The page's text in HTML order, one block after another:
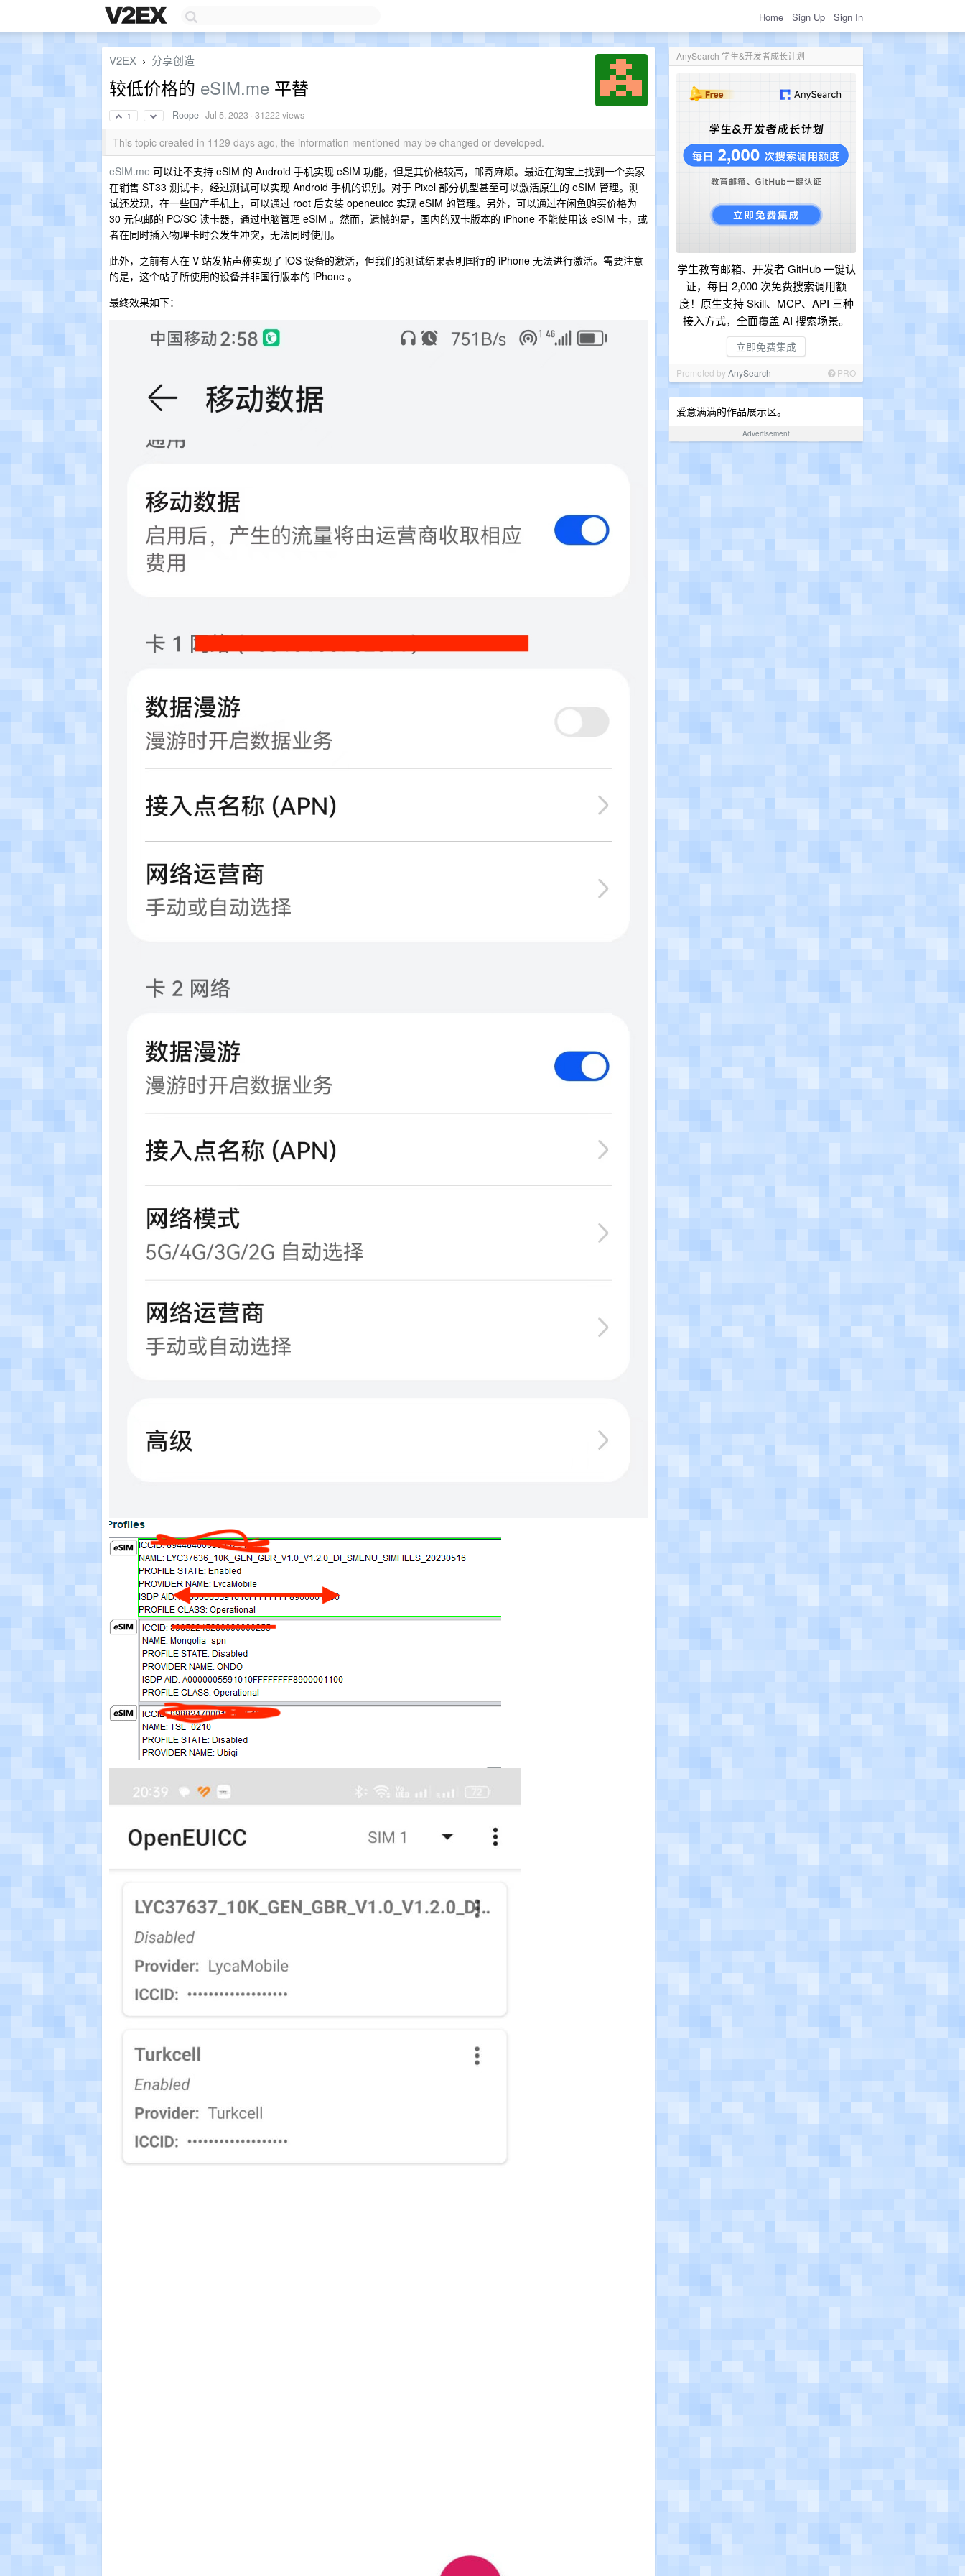
Home Sign Up Sign In
AnySearch 学生&开发者成长计划
学生教育邮箱、开发者 GitHub 一键认
证，每日 2,000 次免费搜索调用额
度！原生支持 Skill、MCP、API 三种
接入方式，全面覆盖 AI 搜索场景。
立即免费集成
Promoted byAnySearch PRO
爱意满满的作品展示区。
Advertisement
V2EX › 分享创造
较低价格的 eSIM.me 平替
1 Roope ·Jul 5, 2023 · 31222 views
This topic created in 1129 days ago, the information mentioned may be changed or developed.
eSIM.me 可以让不支持 eSIM 的 Android 手机实现 eSIM 功能，但是其价格较高，邮寄麻烦。最近在淘宝上找到一个卖家
在销售 ST33 测试卡，经过测试可以实现 Android 手机的识别。对于 Pixel 部分机型甚至可以激活原生的 eSIM 管理。测
试还发现，在一些国产手机上，可以通过 root 后安装 openeuicc 实现 eSIM 的管理。另外，可以通过在闲鱼购买价格为
30 元包邮的 PC/SC 读卡器，通过电脑管理 eSIM 。然而，遗憾的是，国内的双卡版本的 iPhone 不能使用该 eSIM 卡，或
者在同时插入物理卡时会发生冲突，无法同时使用。
此外，之前有人在 V 站发帖声称实现了 iOS 设备的激活，但我们的测试结果表明国行的 iPhone 无法进行激活。需要注意
的是，这个帖子所使用的设备并非国行版本的 iPhone 。
最终效果如下：